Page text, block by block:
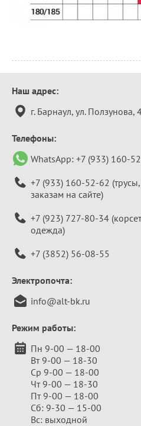
Контактная
информация
Наш адрес:
г. Барнаул, ул. Ползунова,
Телефоны:
WhatsApp: +7 (933) 160-
+7 (933) 160-52-62
заказам на сайте)
+7 (923) 727-80-34
одежда)
+7 (3852) 56-08-55
Электропочта:
info@alt-bk.ru
Режим работы:
Пн 9-00 — 18-00
Вт 9-00 — 18-30
Ср 9-00 — 18-00
Чт 9-00 — 18-30
Пт 9-00 — 18-00
Сб: 9-30 — 15-00
Вс: выходной